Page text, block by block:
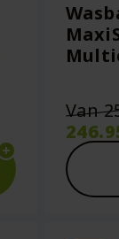
Van
prijs
is: